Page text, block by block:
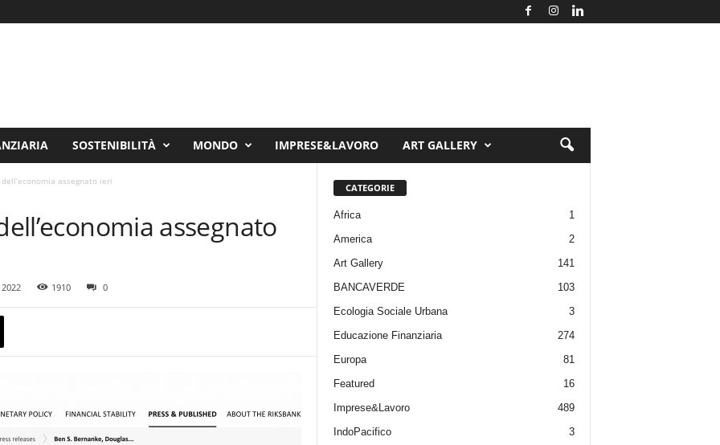
SOSTENIBILITÀ MONDO IMPRESE&LAVORO ART GALLERY
assegnato ieri
assegnato
1910 0
CATEGORIE
Africa
1
America
2
Art Gallery
141
BANCAVERDE
103
Ecologia Sociale Urbana
3
Educazione Finanziaria
274
Europa
81
Featured
16
Imprese&Lavoro
489
IndoPacifico
3